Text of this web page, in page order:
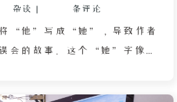
杂谈 | 条评论
将“他”写成“她”，导致作者
会的故事。这个“她”字像种